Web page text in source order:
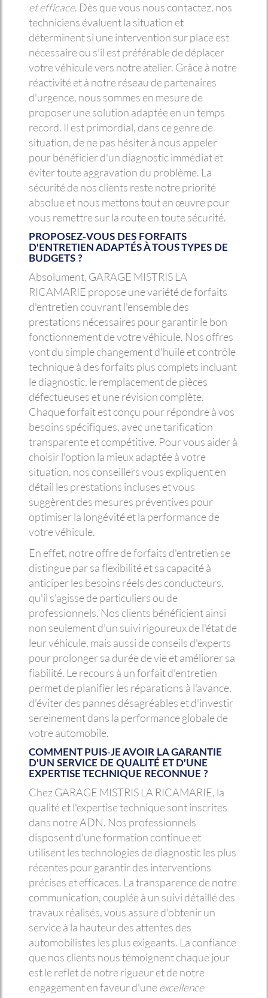
et efficace. Dès que vous nous contactez, nos
techniciens évaluent la situation et
déterminent si une intervention sur place est
nécessaire ou s'il est préférable de déplacer
votre véhicule vers notre atelier. Grâce à notre
réactivité et à notre réseau de partenaires
d'urgence, nous sommes en mesure de
proposer une solution adaptée en un temps
record. Il est primordial, dans ce genre de
situation, de ne pas hésiter à nous appeler
pour bénéficier d'un diagnostic immédiat et
éviter toute aggravation du problème. La
sécurité de nos clients reste notre priorité
absolue et nous mettons tout en œuvre pour
vous remettre sur la route en toute sécurité.
PROPOSEZ-VOUS DES FORFAITS
D'ENTRETIEN ADAPTÉS À TOUS TYPES DE
BUDGETS ?
Absolument, GARAGE MISTRIS LA
RICAMARIE propose une variété de forfaits
d'entretien couvrant l'ensemble des
prestations nécessaires pour garantir le bon
fonctionnement de votre véhicule. Nos offres
vont du simple changement d'huile et contrôle
technique à des forfaits plus complets incluant
le diagnostic, le remplacement de pièces
défectueuses et une révision complète.
Chaque forfait est conçu pour répondre à vos
besoins spécifiques, avec une tarification
transparente et compétitive. Pour vous aider à
choisir l'option la mieux adaptée à votre
situation, nos conseillers vous expliquent en
détail les prestations incluses et vous
suggèrent des mesures préventives pour
optimiser la longévité et la performance de
votre véhicule.
En effet, notre offre de forfaits d'entretien se
distingue par sa flexibilité et sa capacité à
anticiper les besoins réels des conducteurs,
qu'il s'agisse de particuliers ou de
professionnels. Nos clients bénéficient ainsi
non seulement d'un suivi rigoureux de l'état de
leur véhicule, mais aussi de conseils d'experts
pour prolonger sa durée de vie et améliorer sa
fiabilité. Le recours à un forfait d'entretien
permet de planifier les réparations à l'avance,
d'éviter des pannes désagréables et d'investir
sereinement dans la performance globale de
votre automobile.
COMMENT PUIS-JE AVOIR LA GARANTIE
D'UN SERVICE DE QUALITÉ ET D'UNE
EXPERTISE TECHNIQUE RECONNUE ?
Chez GARAGE MISTRIS LA RICAMARIE, la
qualité et l'expertise technique sont inscrites
dans notre ADN. Nos professionnels
disposent d'une formation continue et
utilisent les technologies de diagnostic les plus
récentes pour garantir des interventions
précises et efficaces. La transparence de notre
communication, couplée à un suivi détaillé des
travaux réalisés, vous assure d'obtenir un
service à la hauteur des attentes des
automobilistes les plus exigeants. La confiance
que nos clients nous témoignent chaque jour
est le reflet de notre rigueur et de notre
engagement en faveur d'uneexcellence